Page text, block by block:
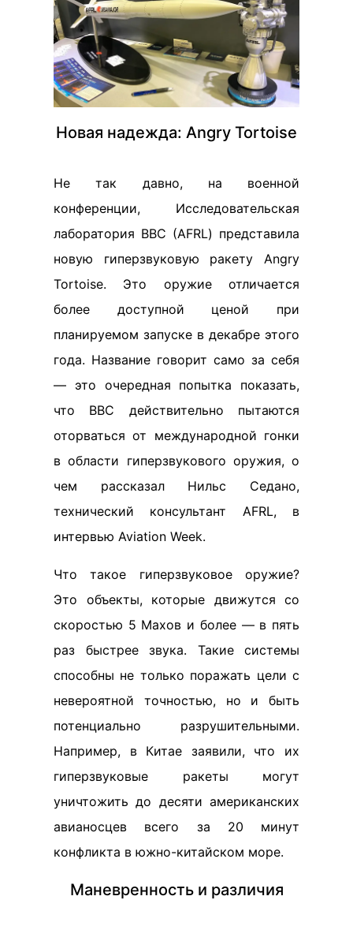
Новая надежда: Angry Tortoise
Не так давно, на военной
конференции, Исследовательская
лаборатория ВВС (AFRL) представила
новую гиперзвуковую ракету Angry
Tortoise. Это оружие отличается
более доступной ценой при
планируемом запуске в декабре этого
года. Название говорит само за себя
— это очередная попытка показать,
что ВВС действительно пытаются
оторваться от международной гонки
в области гиперзвукового оружия, о
чем рассказал Нильс Седано,
технический консультант AFRL, в
интервью Aviation Week.
Что такое гиперзвуковое оружие?
Это объекты, которые движутся со
скоростью 5 Махов и более — в пять
раз быстрее звука. Такие системы
способны не только поражать цели с
невероятной точностью, но и быть
потенциально разрушительными.
Например, в Китае заявили, что их
гиперзвуковые ракеты могут
уничтожить до десяти американских
авианосцев всего за 20 минут
конфликта в южно-китайском море.
Маневренность и различия